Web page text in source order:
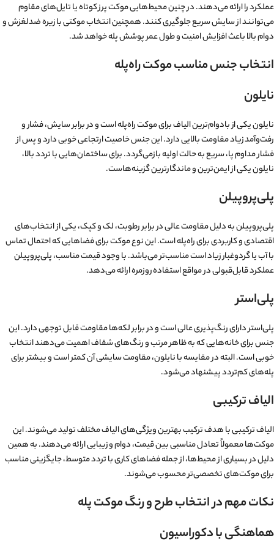
عملکرد را ارائه می‌دهند. در چنین محیط‌هایی موکت پرز کوتاه یا تایل‌های مقاوم
می‌توانند از سایش سریع جلوگیری کنند. همچنین انتخاب موکتی با زیره ضدلغزش و
دوام بالا باعث افزایش امنیت و طول عمر پوشش پله خواهد شد.
انتخاب جنس مناسب موکت راه‌پله
نایلون
نایلون یکی از بادوام‌ترین الیاف برای موکت راه‌پله است و در برابر سایش، فشار و
رفت‌وآمد زیاد مقاومت بالایی دارد. این جنس خاصیت ارتجاعی خوبی دارد و پس از
فشار مداوم پا، سریع به حالت اولیه بازمی‌گردد. برای ساختمان‌هایی با تردد بالا،
نایلون یکی از ایمن‌ترین و ماندگارترین گزینه‌هاست.
پلی‌پروپیلن
پلی‌پروپیلن به دلیل مقاومت عالی در برابر رطوبت، لک و کپک، یکی از انتخاب‌های
اقتصادی و کاربردی برای راه‌پله است. این نوع موکت برای فضاهایی که احتمال تماس
با آب یا گردوغبار زیاد است مناسب‌تر می‌باشد. با وجود قیمت مناسب، پلی‌پروپیلن
عملکرد قابل‌قبولی در مواقع استفاده روزمره ارائه می‌دهد.
پلی‌استر
پلی‌استر دارای رنگ‌پذیری عالی است و در برابر لکه‌ها مقاومت قابل توجهی دارد. این
جنس برای خانه‌هایی که به ظاهر مرتب و رنگ‌های شفاف اهمیت می‌دهند انتخاب
خوبی است. البته در مقایسه با نایلون، مقاومت سایشی آن کمتر است و بیشتر برای
پله‌های کم‌تردد پیشنهاد می‌شود.
الیاف ترکیبی
الیاف ترکیبی با هدف ترکیب بهترین ویژگی‌های الیاف مختلف تولید می‌شوند. این
موکت‌ها معمولاً تعادل مناسبی بین قیمت، دوام و زیبایی ارائه می‌دهند. به همین
دلیل در بسیاری از محیط‌ها، از جمله فضاهای کاری با تردد متوسط، جایگزینی مناسب
برای موکت‌های تخصصی‌تر محسوب می‌شوند.
نکات مهم در انتخاب طرح و رنگ موکت پله
هماهنگی با دکوراسیون